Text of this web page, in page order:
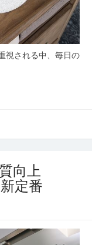
視される中、毎日の
向上
定番